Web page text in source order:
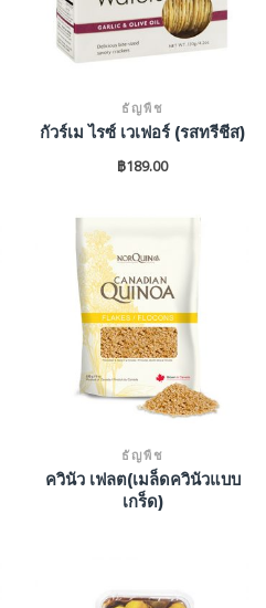
ธัญพืช
กัวร์เม ไรซ์ เวเฟอร์ (รสทรีชีส)
฿189.00
ธัญพืช
ควินัว เฟลต(เมล็ดควินัวแบบ
เกร็ด)